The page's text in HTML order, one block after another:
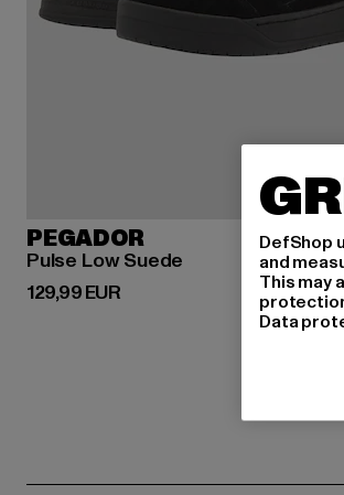
PEGADOR
Pulse Low Suede
129,99 EUR
Derzeitiger Preis: 129,99 EUR
DefShop
and
This may
Data